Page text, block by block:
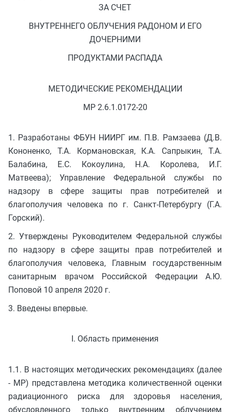
ЗА СЧЕТ
ВНУТРЕННЕГО ОБЛУЧЕНИЯ РАДОНОМ И ЕГО
ДОЧЕРНИМИ
ПРОДУКТАМИ РАСПАДА
МЕТОДИЧЕСКИЕ РЕКОМЕНДАЦИИ
МР 2.6.1.0172-20
1. Разработаны ФБУН НИИРГ им. П.В. Рамзаева (Д.В.
Кононенко, Т.А. Кормановская, К.А. Сапрыкин, Т.А.
Балабина, Е.С. Кокоулина, Н.А. Королева, И.Г.
Матвеева); Управление Федеральной службы по
надзору в сфере защиты прав потребителей и
благополучия человека по г. Санкт-Петербургу (Г.А.
Горский).
2. Утверждены Руководителем Федеральной службы
по надзору в сфере защиты прав потребителей и
благополучия человека, Главным государственным
санитарным врачом Российской Федерации А.Ю.
Поповой 10 апреля 2020 г.
3. Введены впервые.
I. Область применения
1.1. В настоящих методических рекомендациях (далее
- МР) представлена методика количественной оценки
радиационного риска для здоровья населения,
обусловленного только внутренним облучением